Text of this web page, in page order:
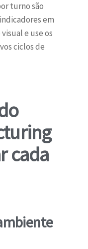
turno são
em
e use os
ciclos de
cada